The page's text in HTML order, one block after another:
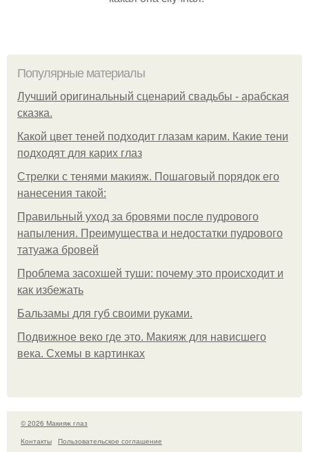
Популярные материалы
Лучший оригинальный сценарий свадьбы - арабская
сказка.
Какой цвет теней подходит глазам карим. Какие тени
подходят для карих глаз
Стрелки с тенями макияж. Пошаговый порядок его
нанесения такой:
Правильный уход за бровями после пудрового
напыления. Преимущества и недостатки пудрового
татуажа бровей
Проблема засохшей туши: почему это происходит и
как избежать
Бальзамы для губ своими руками.
Подвижное веко где это. Макияж для нависшего
века. Схемы в картинках
© 2026 Макияж глаз
Контакты
Пользовательское соглашение